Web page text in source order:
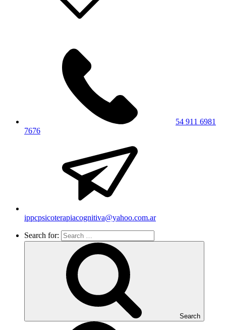
54 911 6981
7676
ippcpsicoterapiacognitiva@yahoo.com.ar
Search for:
Search